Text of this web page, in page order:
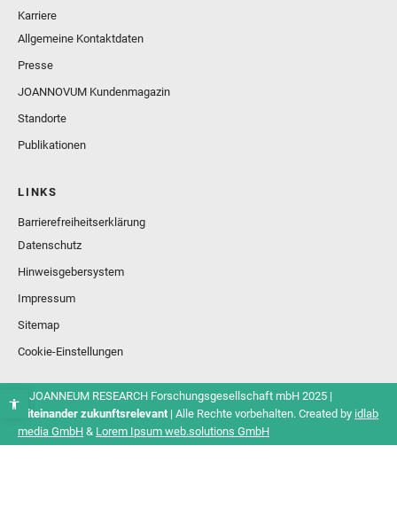
Karriere
Allgemeine Kontaktdaten
Presse
JOANNOVUM Kundenmagazin
Standorte
Publikationen
LINKS
Barrierefreiheitserklärung
Datenschutz
Hinweisgebersystem
Impressum
Sitemap
Cookie-Einstellungen
© JOANNEUM RESEARCH Forschungsgesellschaft mbH 2025 |
Miteinander zukunftsrelevant| Alle Rechte vorbehalten. Created by idlab
media GmbH & Lorem Ipsum web.solutions GmbH